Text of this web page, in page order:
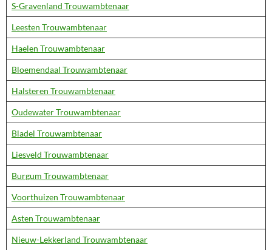
S-Gravenland Trouwambtenaar
Leesten Trouwambtenaar
Haelen Trouwambtenaar
Bloemendaal Trouwambtenaar
Halsteren Trouwambtenaar
Oudewater Trouwambtenaar
Bladel Trouwambtenaar
Liesveld Trouwambtenaar
Burgum Trouwambtenaar
Voorthuizen Trouwambtenaar
Asten Trouwambtenaar
Nieuw-Lekkerland Trouwambtenaar